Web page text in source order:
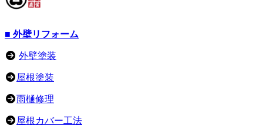
■ 外壁リフォーム
外壁塗装
屋根塗装
雨樋修理
屋根カバー工法